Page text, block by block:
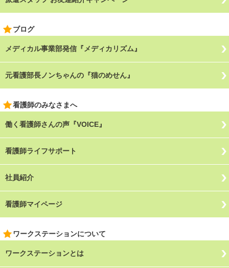
ブログ
メディカル事業部発信『メディカリズム』
元看護部長ノンちゃんの『猫のめせん』
看護師のみなさまへ
働く看護師さんの声『VOICE』
看護師ライフサポート
社員紹介
看護師マイページ
ワークステーションについて
ワークステーションとは